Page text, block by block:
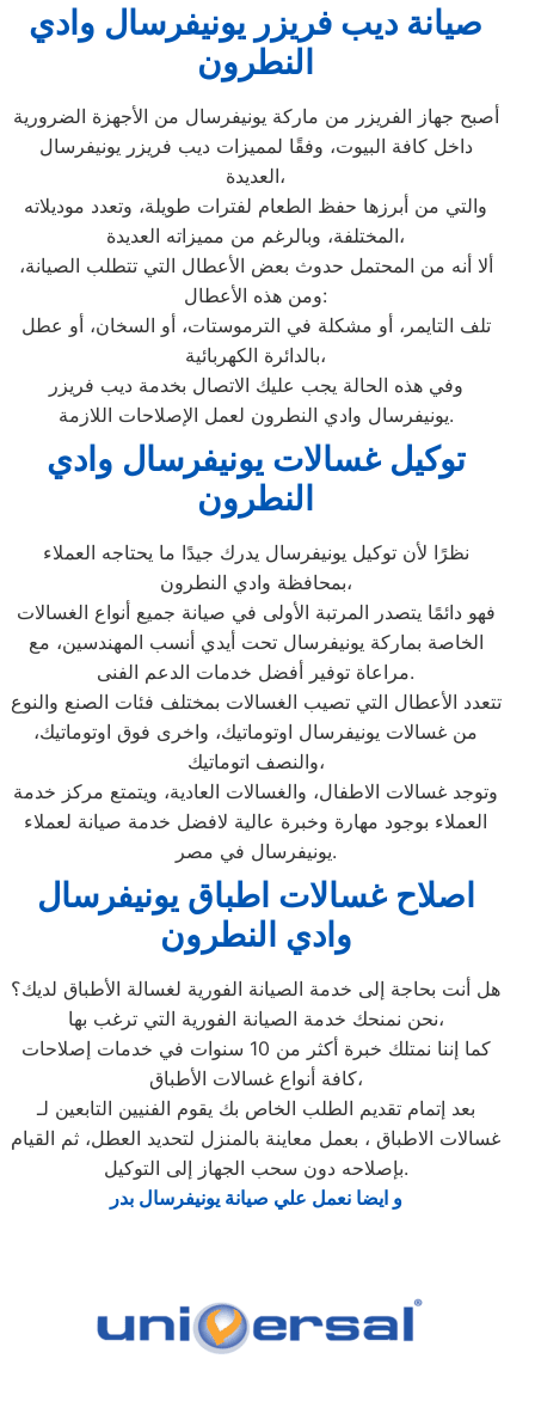
صيانة ديب فريزر يونيفرسال وادي
النطرون
أصبح جهاز الفريزر من ماركة يونيفرسال من الأجهزة الضرورية
داخل كافة البيوت، وفقًا لمميزات ديب فريزر يونيفرسال
العديدة،
والتي من أبرزها حفظ الطعام لفترات طويلة، وتعدد موديلاته
المختلفة، وبالرغم من مميزاته العديدة،
ألا أنه من المحتمل حدوث بعض الأعطال التي تتطلب الصيانة،
ومن هذه الأعطال:
تلف التايمر، أو مشكلة في الترموستات، أو السخان، أو عطل
بالدائرة الكهربائية،
وفي هذه الحالة يجب عليك الاتصال بخدمة ديب فريزر
يونيفرسال وادي النطرون لعمل الإصلاحات اللازمة.
توكيل غسالات يونيفرسال وادي
النطرون
نظرًا لأن توكيل يونيفرسال يدرك جيدًا ما يحتاجه العملاء
بمحافظة وادي النطرون،
فهو دائمًا يتصدر المرتبة الأولى في صيانة جميع أنواع الغسالات
الخاصة بماركة يونيفرسال تحت أيدي أنسب المهندسين، مع
مراعاة توفير أفضل خدمات الدعم الفنى.
تتعدد الأعطال التي تصيب الغسالات بمختلف فئات الصنع والنوع
من غسالات يونيفرسال اوتوماتيك، واخرى فوق اوتوماتيك،
والنصف اتوماتيك،
وتوجد غسالات الاطفال، والغسالات العادية، ويتمتع مركز خدمة
العملاء بوجود مهارة وخبرة عالية لافضل خدمة صيانة لعملاء
يونيفرسال في مصر.
اصلاح غسالات اطباق يونيفرسال
وادي النطرون
هل أنت بحاجة إلى خدمة الصيانة الفورية لغسالة الأطباق لديك؟
نحن نمنحك خدمة الصيانة الفورية التي ترغب بها،
كما إننا نمتلك خبرة أكثر من 10 سنوات في خدمات إصلاحات
كافة أنواع غسالات الأطباق،
بعد إتمام تقديم الطلب الخاص بك يقوم الفنيين التابعين لـ
غسالات الاطباق ، بعمل معاينة بالمنزل لتحديد العطل، ثم القيام
بإصلاحه دون سحب الجهاز إلى التوكيل.
و ايضا نعمل علي صيانة يونيفرسال بدر